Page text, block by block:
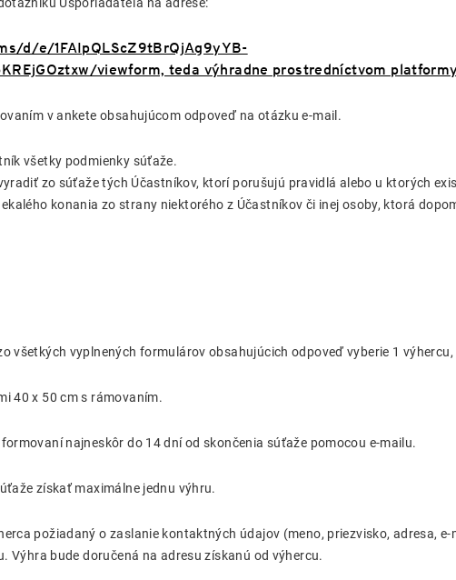
d/e/1FAIpQLScZ9tBrQjAg9yYB-
viewform, teda výhradne prostredníctvom
v ankete obsahujúcom odpoveď na otázku e-mail.
všetky podmienky súťaže.
zo súťaže tých Účastníkov, ktorí porušujú pravidlá alebo u ktorých
konania zo strany niektorého z Účastníkov či inej osoby, ktorá
všetkých vyplnených formulárov obsahujúcich odpoveď vyberie 1
40 x 50 cm s rámovaním.
najneskôr do 14 dní od skončenia súťaže pomocou e-mailu.
získať maximálne jednu výhru.
požiadaný o zaslanie kontaktných údajov (meno, priezvisko, adresa, e-
Výhra bude doručená na adresu získanú od výhercu.